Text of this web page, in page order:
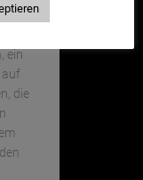
der
ein
auf
die